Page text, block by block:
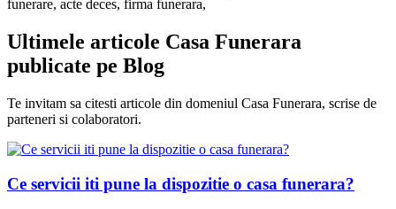
funerare, acte deces, firma funerara,
Ultimele articole Casa Funerara
publicate pe Blog
Te invitam sa citesti articole din domeniul Casa Funerara, scrise de
parteneri si colaboratori.
Ce servicii iti pune la dispozitie o casa funerara?